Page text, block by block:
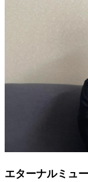
エターナルミュ